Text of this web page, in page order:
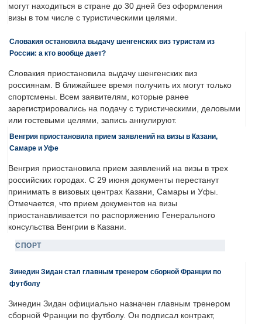
могут находиться в стране до 30 дней без оформления
визы в том числе с туристическими целями.
Словакия остановила выдачу шенгенских виз туристам из
России: а кто вообще дает?
Словакия приостановила выдачу шенгенских виз
россиянам. В ближайшее время получить их могут только
спортсмены. Всем заявителям, которые ранее
зарегистрировались на подачу с туристическими, деловыми
или гостевыми целями, запись аннулируют.
Венгрия приостановила прием заявлений на визы в Казани,
Самаре и Уфе
Венгрия приостановила прием заявлений на визы в трех
российских городах. С 29 июня документы перестанут
принимать в визовых центрах Казани, Самары и Уфы.
Отмечается, что прием документов на визы
приостанавливается по распоряжению Генерального
консульства Венгрии в Казани.
СПОРТ
Зинедин Зидан стал главным тренером сборной Франции по
футболу
Зинедин Зидан официально назначен главным тренером
сборной Франции по футболу. Он подписал контракт,